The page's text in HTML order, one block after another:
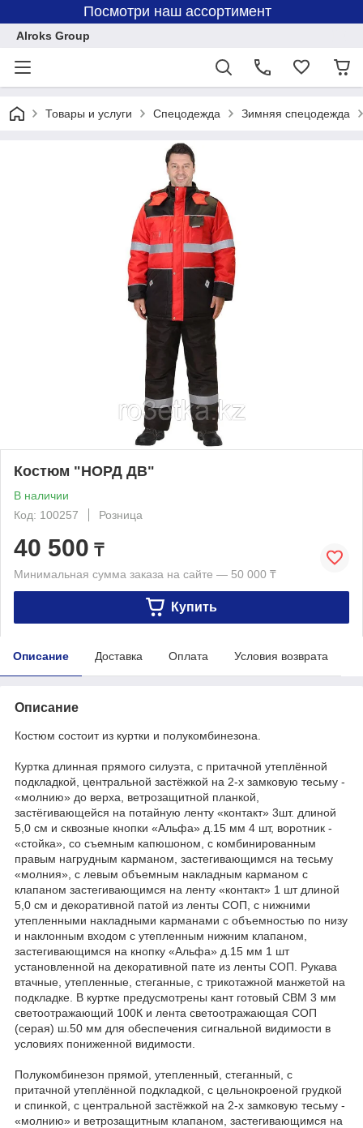
Посмотри наш ассортимент
Alroks Group
Товары и услуги Спецодежда Зимняя спецодежда
Костюм "НОРД ДВ"
В наличии
Код: 100257
Розница
40 500 ₸
Минимальная сумма заказа на сайте — 50 000 ₸
Купить
Описание Доставка Оплата Условия возврата
Описание
Костюм состоит из куртки и полукомбинезона.
Куртка длинная прямого силуэта, с притачной утеплённой
подкладкой, центральной застёжкой на 2-х замковую тесьму -
«молнию» до верха, ветрозащитной планкой,
застёгивающейся на потайную ленту «контакт» 3шт. длиной
5,0 см и сквозные кнопки «Альфа» д.15 мм 4 шт, воротник -
«стойка», со съемным капюшоном, с комбинированным
правым нагрудным карманом, застегивающимся на тесьму
«молния», с левым объемным накладным карманом с
клапаном застегивающимся на ленту «контакт» 1 шт длиной
5,0 см и декоративной патой из ленты СОП, с нижними
утепленными накладными карманами с объемностью по низу
и наклонным входом с утепленным нижним клапаном,
застегивающимся на кнопку «Альфа» д.15 мм 1 шт
установленной на декоративной пате из ленты СОП. Рукава
втачные, утепленные, стеганные, с трикотажной манжетой на
подкладке. В куртке предусмотрены кант готовый СВМ 3 мм
светоотражающий 100К и лента светоотражающая СОП
(серая) ш.50 мм для обеспечения сигнальной видимости в
условиях пониженной видимости.
Полукомбинезон прямой, утепленный, стеганный, с
притачной утеплённой подкладкой, с цельнокроеной грудкой
и спинкой, с центральной застёжкой на 2-х замковую тесьму -
«молнию» и ветрозащитным клапаном, застегивающимся на